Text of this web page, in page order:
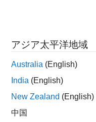
アジア太平洋地域
Australia (English)
India (English)
New Zealand (English)
中国